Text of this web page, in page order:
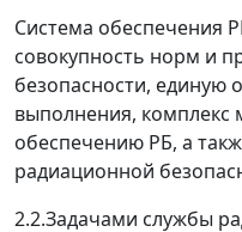
Система обеспечения
совокупность норм и
безопасности, единую
выполнения, комплекс
обеспечению РБ, а
радиационной
2.2.Задачами службы